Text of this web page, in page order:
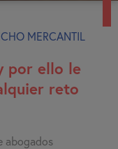
MERCANTIL
por ello le
reto
abogados